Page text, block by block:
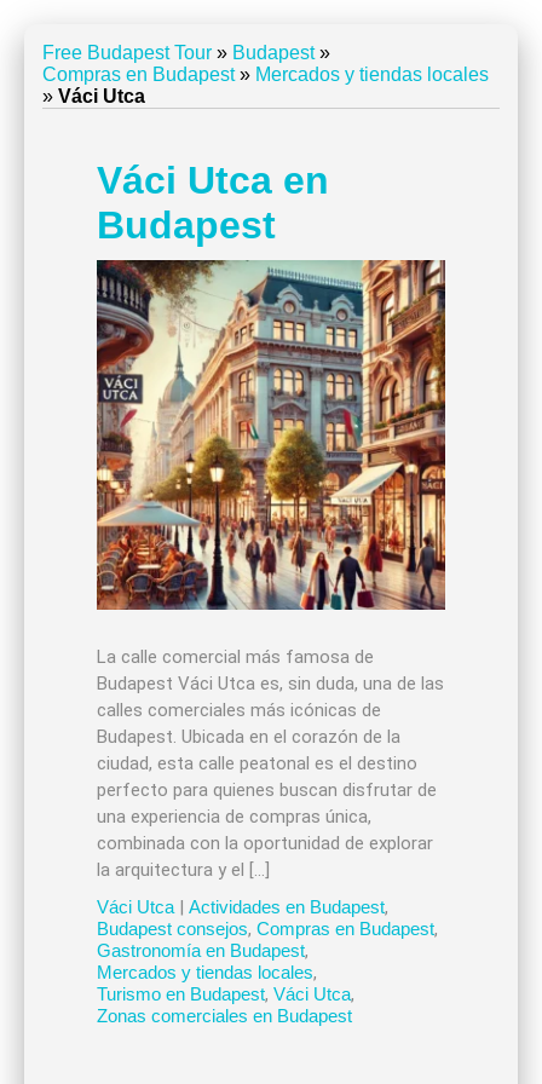
Free Budapest Tour » Budapest»
Compras en Budapest» Mercados y tiendas locales
» Váci Utca
Váci Utca en
Budapest
La calle comercial más famosa de
Budapest Váci Utca es, sin duda, una de las
calles comerciales más icónicas de
Budapest. Ubicada en el corazón de la
ciudad, esta calle peatonal es el destino
perfecto para quienes buscan disfrutar de
una experiencia de compras única,
combinada con la oportunidad de explorar
la arquitectura y el […]
Váci Utca| Actividades en Budapest,
Budapest consejos, Compras en Budapest,
Gastronomía en Budapest,
Mercados y tiendas locales,
Turismo en Budapest, Váci Utca,
Zonas comerciales en Budapest